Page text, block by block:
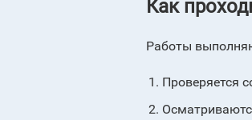
Как
Работы
Проверяется